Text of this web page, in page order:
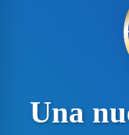
Una